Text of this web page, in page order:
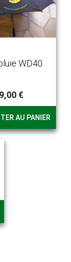
WD40
9,00 €
AU PANIER